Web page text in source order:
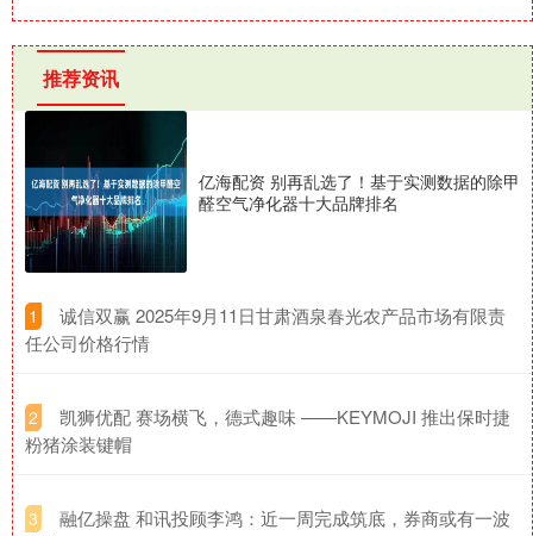
推荐资讯
亿海配资 别再乱选了！基于实测数据的除甲
醛空气净化器十大品牌排名
1
​诚信双赢 2025年9月11日甘肃酒泉春光农产品市场有限责
任公司价格行情
2
​凯狮优配 赛场横飞，德式趣味 ——KEYMOJI 推出保时捷
粉猪涂装键帽
3
​融亿操盘 和讯投顾李鸿：近一周完成筑底，券商或有一波